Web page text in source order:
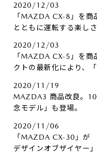
2020/12/03
「MAZDA CX-8」を商
とともに運転する楽し
2020/12/03
「MAZDA CX-5」を
クトの最新化により、
2020/11/19
MAZDA3 商品改良。
念モデル」も登場。
2020/11/06
「MAZDA CX-30」が
デザインオブザイヤー